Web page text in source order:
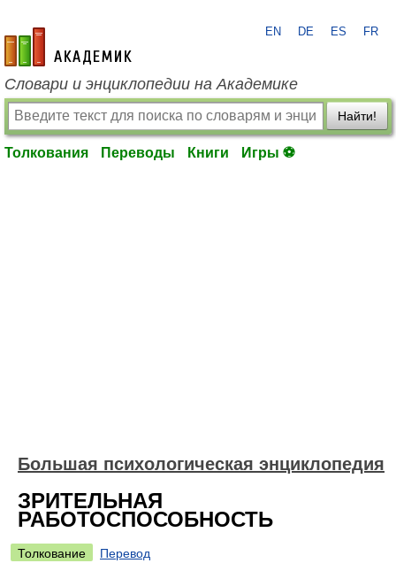
academic.ru
EN DE ES FR
Словари и энциклопедии на Академике
Найти!
Толкования Переводы Книги Игры ⚽
Большая психологическая энциклопедия
ЗРИТЕЛЬНАЯ
РАБОТОСПОСОБНОСТЬ
Толкование
Перевод